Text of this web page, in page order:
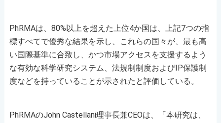
PhRMAは、80%以上を超えた上位4か国は、上記7つの指
標すべてで優秀な結果を示し、これらの国々が、最も高
い国際基準に合致し、かつ市場アクセスを支援するよう
な有効な科学研究システム、法規制制度およびIP保護制
度などを持っていることが示されたと評価している。
PhRMAのJohn Castellani理事長兼CEOは、「本研究は、